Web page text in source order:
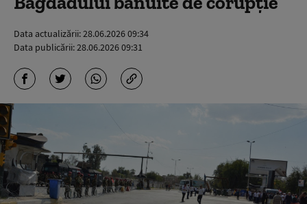
Data actualizării:28.06.2026 09:34
Data publicării:28.06.2026 09:31